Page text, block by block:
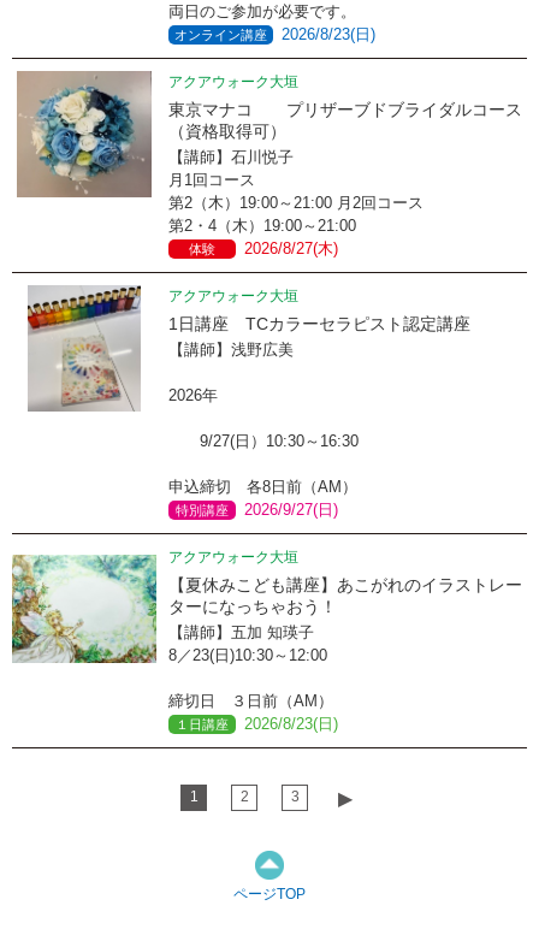
両日のご参加が必要です。
オンライン講座 2026/8/23(日)
アクアウォーク大垣
東京マナコ プリザーブドブライダルコース
（資格取得可）
【講師】石川悦子
月1回コース
第2（木）19:00～21:00 月2回コース
第2・4（木）19:00～21:00
体験 2026/8/27(木)
アクアウォーク大垣
1日講座 TCカラーセラピスト認定講座
【講師】浅野広美
2026年
9/27(日）10:30～16:30
申込締切 各8日前（AM）
特別講座 2026/9/27(日)
アクアウォーク大垣
【夏休みこども講座】あこがれのイラストレー
ターになっちゃおう！
【講師】五加 知瑛子
8／23(日)10:30～12:00
締切日 ３日前（AM）
１日講座 2026/8/23(日)
1 2 3 ▶︎
ページTOP